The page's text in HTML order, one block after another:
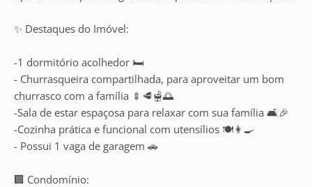
✨ Destaques do Imóvel:
-1 dormitório acolhedor 🛏️
- Churrasqueira compartilhada, para aproveitar um bom
churrasco com a família 🍢🥩🫕🌅
-Sala de estar espaçosa para relaxar com sua família 🛋️🎉
-Cozinha prática e funcional com utensílios 🍽️👩‍🍳
- Possui 1 vaga de garagem 🚗
🏢 Condomínio: